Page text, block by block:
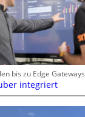
bis zu Edge Gateways
integriert